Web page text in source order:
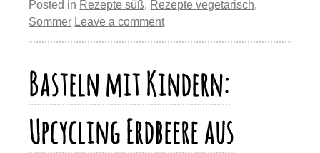
st
b
o
o
k
o
n
p
m
y
Li
n
k
n
Posted in Rezepte süß, Rezepte vegetarisch,
Sommer Leave a comment
Basteln mit Kindern:
Upcycling Erdbeere aus